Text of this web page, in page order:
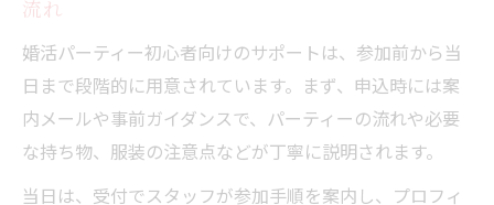
婚活パーティーで気をつけたい話題とサポ
ート例
婚活パーティーのNG質問を避けるコツとサ
ポート方法
婚活パーティーで好印象を保つタブー回避
流れ
婚活パーティー初心者向けのサポートは、参加前から当
日まで段階的に用意されています。まず、申込時には案
内メールや事前ガイダンスで、パーティーの流れや必要
な持ち物、服装の注意点などが丁寧に説明されます。
当日は、受付でスタッフが参加手順を案内し、プロフィ